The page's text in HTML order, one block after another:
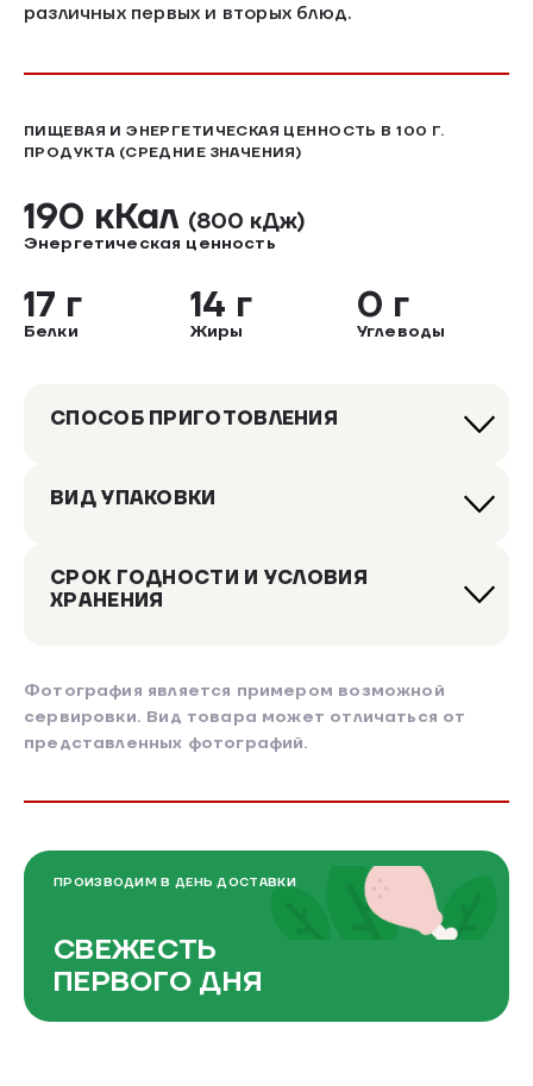
различных первых и вторых блюд.
ПИЩЕВАЯ И ЭНЕРГЕТИЧЕСКАЯ ЦЕННОСТЬ В 100 Г.
ПРОДУКТА (СРЕДНИЕ ЗНАЧЕНИЯ)
190 кКал (800 кДж)
Энергетическая ценность
17 г
Белки
14 г
Жиры
0 г
Углеводы
СПОСОБ ПРИГОТОВЛЕНИЯ
ВИД УПАКОВКИ
СРОК ГОДНОСТИ И УСЛОВИЯ
ХРАНЕНИЯ
Фотография является примером возможной
сервировки. Вид товара может отличаться от
представленных фотографий.
ПРОИЗВОДИМ В ДЕНЬ ДОСТАВКИ
СВЕЖЕСТЬ
ПЕРВОГО ДНЯ